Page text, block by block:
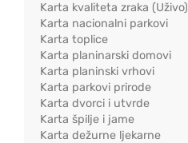
Karta kvaliteta zraka (Uživo)
Karta nacionalni parkovi
Karta toplice
Karta planinarski domovi
Karta planinski vrhovi
Karta parkovi prirode
Karta dvorci i utvrde
Karta špilje i jame
Karta dežurne ljekarne